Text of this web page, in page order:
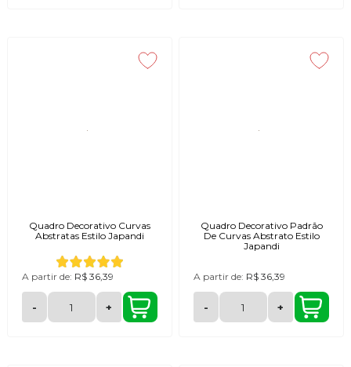
Quadro Decorativo Curvas
Abstratas Estilo Japandi
A partir de: R$ 36,39
- +
Quadro Decorativo Padrão
De Curvas Abstrato Estilo
Japandi
A partir de: R$ 36,39
- +